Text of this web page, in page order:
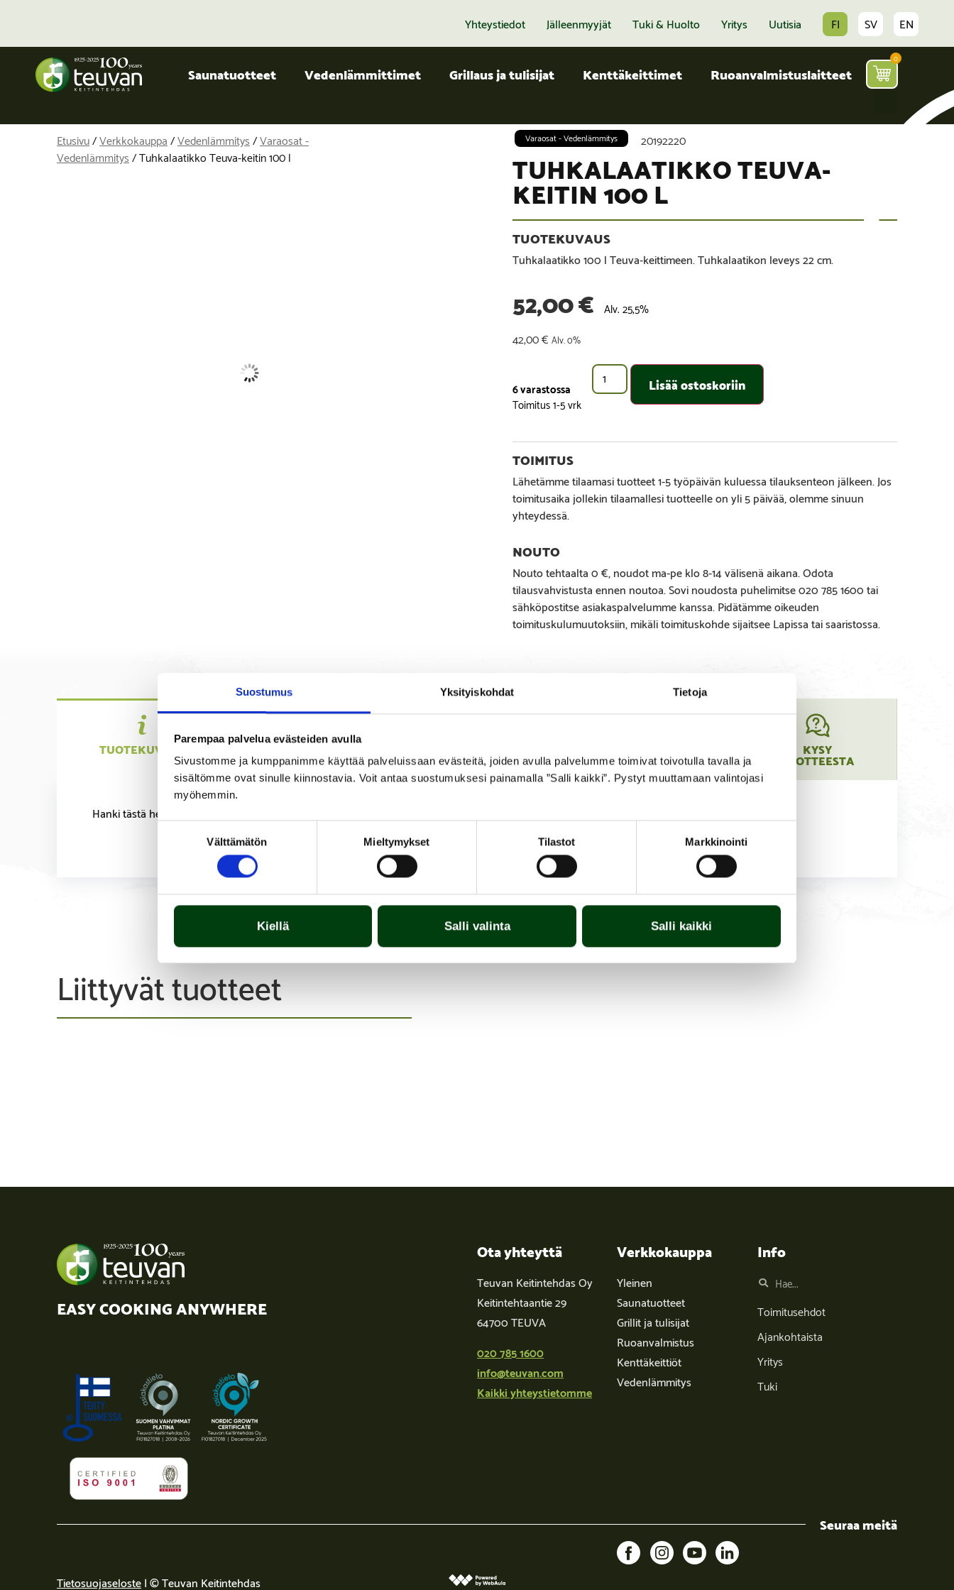
Suostumus Yksityiskohdat Tietoja
Parempaa palvelua evästeiden avulla
Sivustomme ja kumppanimme käyttää palveluissaan evästeitä, joiden avulla palvelumme toimivat toivotulla tavalla ja
sisältömme ovat sinulle kiinnostavia. Voit antaa suostumuksesi painamalla ”Salli kaikki”. Pystyt muuttamaan valintojasi
myöhemmin.
Välttämätön Mieltymykset Tilastot Markkinointi
Kiellä Salli valinta Salli kaikki
Yhteystiedot Jälleenmyyjät Tuki & Huolto Yritys Uutisia FI SV EN
Saunatuotteet Vedenlämmittimet Grillaus ja tulisijat Kenttäkeittimet Ruoanvalmistuslaitteet
0
Etusivu/Verkkokauppa/Vedenlämmitys/Varaosat -
Vedenlämmitys/ Tuhkalaatikko Teuva-keitin 100 l
20192220
Varaosat - Vedenlämmitys
TUHKALAATIKKO TEUVA-
KEITIN 100 L
Tuhkalaatikko 100 l Teuva-keittimeen. Tuhkalaatikon leveys 22 cm.
52,00€ Alv. 25,5%
42,00€ Alv. 0%
6 varastossa Lisää ostoskoriin
Lähetämme tilaamasi tuotteet 1-5 työpäivän kuluessa tilauksenteon jälkeen. Jos
toimitusaika jollekin tilaamallesi tuotteelle on yli 5 päivää, olemme sinuun
yhteydessä.
Nouto tehtaalta 0 €, noudot ma-pe klo 8-14 välisenä aikana. Odota
tilausvahvistusta ennen noutoa. Sovi noudosta puhelimitse 020 785 1600 tai
sähköpostitse asiakaspalvelumme kanssa. Pidätämme oikeuden
toimituskulumuutoksiin, mikäli toimituskohde sijaitsee Lapissa tai saaristossa.
TUOTEKUVAUS TEKNISET
TIEDOT KÄYTTÖOHJEET VARAOSAT
KYSY
TUOTTEESTA
Hanki tästä helposti tuhkalaatikko 100 l Teuva-keittimeen.
Liittyvät tuotteet
EASY COOKING ANYWHERE
Ota yhteyttä
Teuvan Keitintehdas Oy
Keitintehtaantie 29
64700 TEUVA
020 785 1600
info@teuvan.com
Kaikki yhteystietomme
Verkkokauppa
Yleinen
Saunatuotteet
Grillit ja tulisijat
Ruoanvalmistus
Kenttäkeittiöt
Vedenlämmitys
Info
Toimitusehdot
Ajankohtaista
Yritys
Tuki
Seuraa meitä
Tietosuojaseloste| © Teuvan Keitintehdas